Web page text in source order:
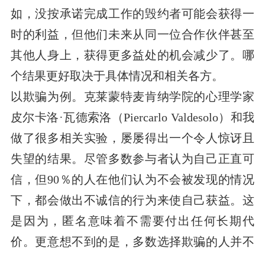
如，没按承诺完成工作的毁约者可能会获得一
时的利益，但他们未来从同一位合作伙伴甚至
其他人身上，获得更多益处的机会减少了。哪
个结果更好取决于具体情况和相关各方。
以欺骗为例。克莱蒙特麦肯纳学院的心理学家
皮尔卡洛·瓦德索洛（Piercarlo Valdesolo）和我
做了很多相关实验，屡屡得出一个令人惊讶且
失望的结果。尽管多数参与者认为自己正直可
信，但90％的人在他们认为不会被发现的情况
下，都会做出不诚信的行为来使自己获益。这
是因为，匿名意味着不需要付出任何长期代
价。更意想不到的是，多数选择欺骗的人并不